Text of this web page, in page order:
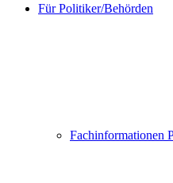
Für Politiker/Behörden
Fachinformationen